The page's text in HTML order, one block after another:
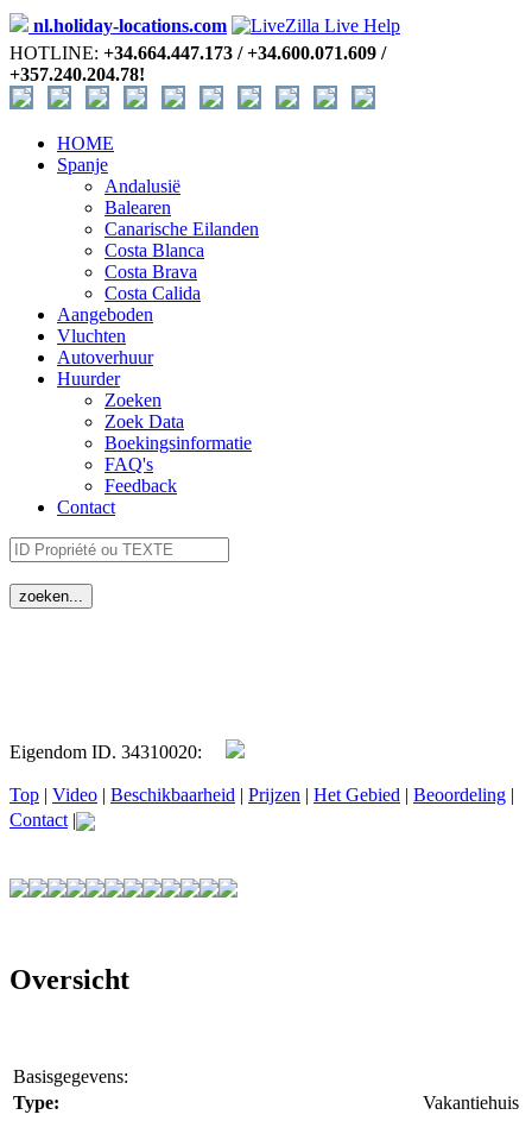
nl.holiday-locations.com
HOTLINE: +34.664.447.173 / +34.600.071.609 /
+357.240.204.78!
HOME
Spanje
Andalusië
Balearen
Canarische Eilanden
Costa Blanca
Costa Brava
Costa Calida
Aangeboden
Vluchten
Autoverhuur
Huurder
Zoeken
Zoek Data
Boekingsinformatie
FAQ's
Feedback
Contact
Eigendom ID. 34310020:
Top | Video | Beschikbaarheid | Prijzen | Het Gebied | Beoordeling |
Contact |
Oversicht
Basisgegevens:
Type:
Vakantiehuis